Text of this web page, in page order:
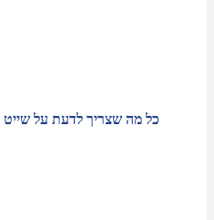
כל מה שצריך לדעת על שייט